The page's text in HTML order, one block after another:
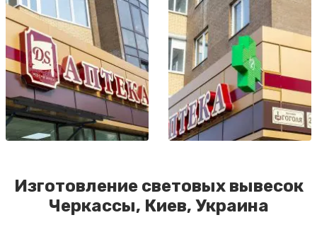
Изготовление световых вывесок
Черкассы, Киев, Украина